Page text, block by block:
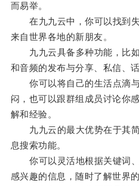
而易举。
在九九云中，你可以找到失
来自世界各地的新朋友。
九九云具备多种功能，比如
和音频的发布与分享、私信、话
你可以将自己的生活点滴与
闷，也可以跟群组成员讨论你
解和经验。
九九云的最大优势在于其简
息搜索功能。
你可以灵活地根据关键词、
感兴趣的信息，随时了解世界的